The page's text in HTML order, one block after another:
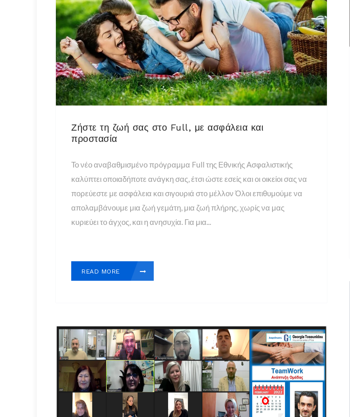
Ζήστε τη ζωή σας στο Full, με ασφάλεια και
προστασία
Το νέο αναβαθμισμένο πρόγραμμα Full της Εθνικής Ασφαλιστικής
καλύπτει οποιαδήποτε ανάγκη σας, έτσι ώστε εσείς και οι οικείοι σας να
πορεύεστε με ασφάλεια και σιγουριά στο μέλλον Όλοι επιθυμούμε να
απολαμβάνουμε μια ζωή γεμάτη, μια ζωή πλήρης, χωρίς να μας
κυριεύει το άγχος, και η ανησυχία. Για μια...
READ MORE